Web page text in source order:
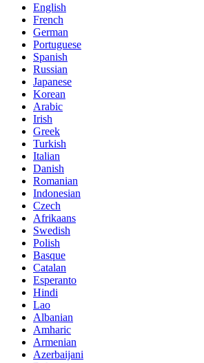
English
French
German
Portuguese
Spanish
Russian
Japanese
Korean
Arabic
Irish
Greek
Turkish
Italian
Danish
Romanian
Indonesian
Czech
Afrikaans
Swedish
Polish
Basque
Catalan
Esperanto
Hindi
Lao
Albanian
Amharic
Armenian
Azerbaijani